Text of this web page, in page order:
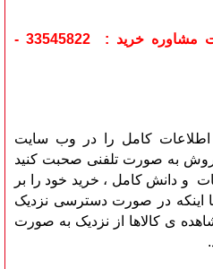
مرکز تماس بوش ایران جهت مشاوره خرید : 33545822 -
اطلاعات کامل را در وب سایت
به صورت تلفنی صحبت کنید
و دانش کامل ، خرید خود را بر
اینکه در صورت دسترسی نزدیک
ی کالاها از نزدیک به صورت